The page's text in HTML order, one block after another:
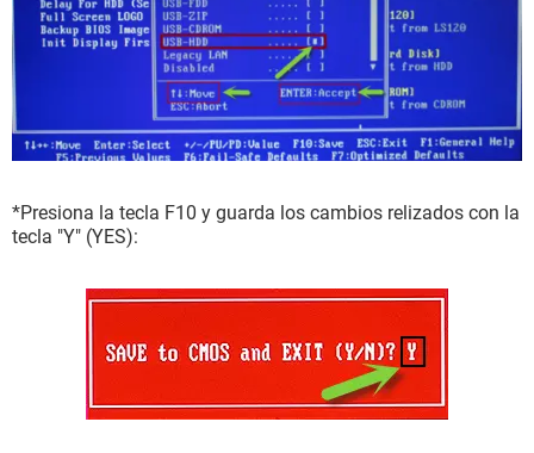
*Presiona la tecla F10 y guarda los cambios relizados con la
tecla "Y" (YES):